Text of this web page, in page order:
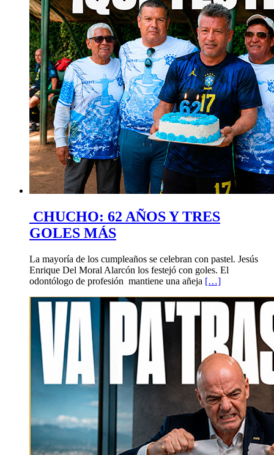
CHUCHO: 62 AÑOS Y TRES
GOLES MÁS
La mayoría de los cumpleaños se celebran con pastel. Jesús
Enrique Del Moral Alarcón los festejó con goles. El
odontólogo de profesión mantiene una añeja […]